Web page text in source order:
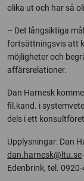
olika ut och har så
– Det långsiktiga
fortsättningsvis att
möjligheter och
affärsrelationer.
Dan Harnesk
fil.kand. i
dels i ett
Upplysningar: Dan
dan.harnesk@ltu.se
Edenbrink, tel.